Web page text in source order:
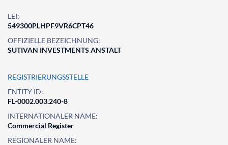
LEI:
549300PLHPF9VR6CPT46
OFFIZIELLE BEZEICHNUNG:
SUTIVAN INVESTMENTS ANSTALT
REGISTRIERUNGSSTELLE
ENTITY ID:
FL-0002.003.240-8
INTERNATIONALER NAME:
Commercial Register
REGIONALER NAME: